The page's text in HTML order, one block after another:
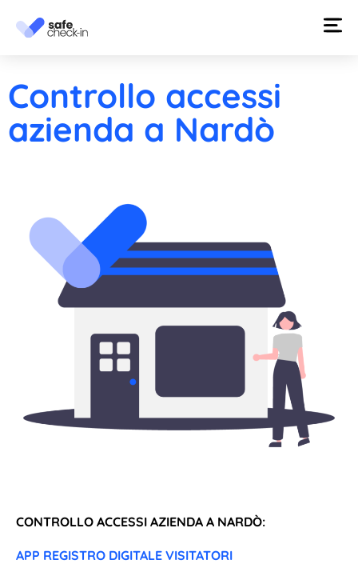
Controllo accessi
azienda a Nardò
CONTROLLO ACCESSI AZIENDA A NARDÒ:
APP REGISTRO DIGITALE VISITATORI